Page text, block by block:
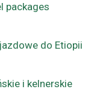
packages
do Etiopii
i kelnerskie